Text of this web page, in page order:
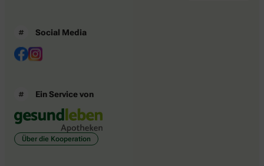
Social Media
Ein Service von
Über die Kooperation